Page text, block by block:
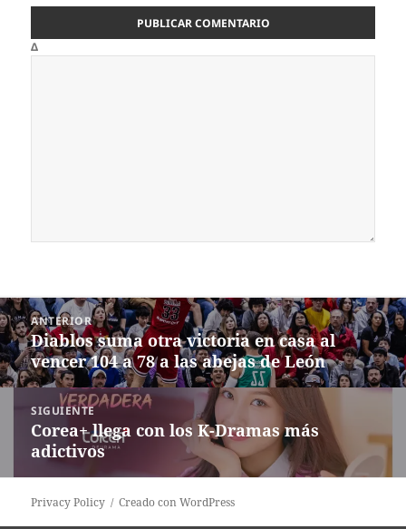
Δ
Navegación
de
entradas
ANTERIOR
Entrada
anterior:
Diablos suma otra victoria en casa al
vencer 104 a 78 a las abejas de León
SIGUIENTE
Siguiente
entrada:
Corea+ llega con los K-Dramas más
adictivos
Privacy Policy Creado con WordPress